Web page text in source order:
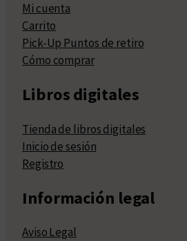
Mi cuenta
Carrito
Pick-Up Puntos de retiro
Cómo comprar
Libros digitales
Tienda de libros digitales
Inicio de sesión
Registro
Información legal
Aviso Legal